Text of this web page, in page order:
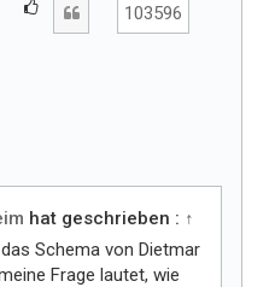
m
i
r
103596
hat geschrieben : ↑
Schema von Dietmar
Frage lautet, wie